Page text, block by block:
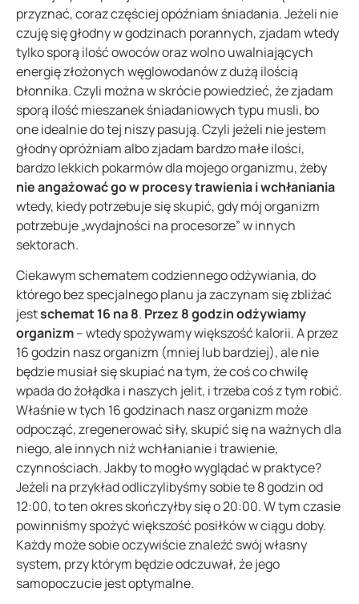
przyznać, coraz częściej opóźniam śniadania. Jeżeli nie
czuję się głodny w godzinach porannych, zjadam wtedy
tylko sporą ilość owoców oraz wolno uwalniających
energię złożonych węglowodanów z dużą ilością
błonnika. Czyli można w skrócie powiedzieć, że zjadam
sporą ilość mieszanek śniadaniowych typu musli, bo
one idealnie do tej niszy pasują. Czyli jeżeli nie jestem
głodny opróżniam albo zjadam bardzo małe ilości,
bardzo lekkich pokarmów dla mojego organizmu, żeby
nie angażować go w procesy trawienia i wchłaniania
wtedy, kiedy potrzebuje się skupić, gdy mój organizm
potrzebuje „wydajności na procesorze” w innych
sektorach.
Ciekawym schematem codziennego odżywiania, do
którego bez specjalnego planu ja zaczynam się zbliżać
jestschemat 16 na 8. Przez 8 godzin odżywiamy
organizm– wtedy spożywamy większość kalorii. A przez
16 godzin nasz organizm (mniej lub bardziej), ale nie
będzie musiał się skupiać na tym, że coś co chwilę
wpada do żołądka i naszych jelit, i trzeba coś z tym robić.
Właśnie w tych 16 godzinach nasz organizm może
odpocząć, zregenerować siły, skupić się na ważnych dla
niego, ale innych niż wchłanianie i trawienie,
czynnościach. Jakby to mogło wyglądać w praktyce?
Jeżeli na przykład odliczylibyśmy sobie te 8 godzin od
12:00, to ten okres skończyłby się o 20:00. W tym czasie
powinniśmy spożyć większość posiłków w ciągu doby.
Każdy może sobie oczywiście znaleźć swój własny
system, przy którym będzie odczuwał, że jego
samopoczucie jest optymalne.